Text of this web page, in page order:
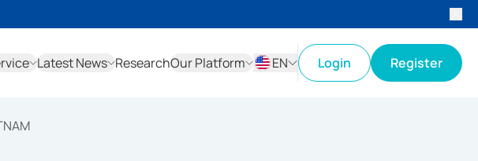
Latest News ResearchOur Platform
EN
Login Register